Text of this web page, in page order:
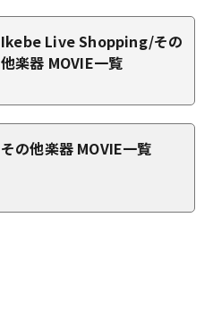
Ikebe Live Shopping/その
他楽器 MOVIE一覧
その他楽器 MOVIE一覧